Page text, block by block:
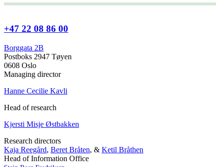
+47 22 08 86 00
Borggata 2B
Postboks 2947 Tøyen
0608 Oslo
Managing director
Hanne Cecilie Kavli
Head of research
Kjersti Misje Østbakken
Research directors
Kaja Reegård, Beret Bråten, & Ketil Bråthen
Head of Information Office